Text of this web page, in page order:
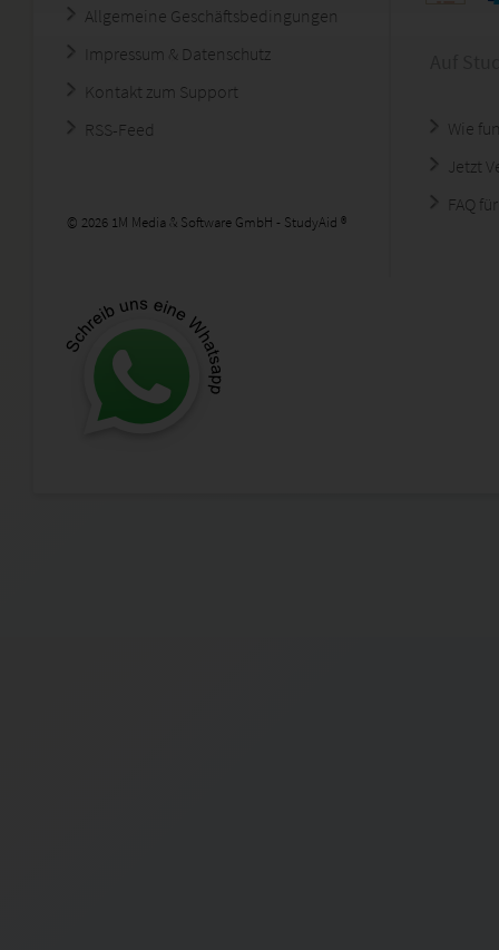
Allgemeine Geschäftsbedingungen
Impressum & Datenschutz
Kontakt zum Support
RSS-Feed
© 2026 1M Media & Software GmbH - StudyAid ®
Wie
Jetzt
FAQ